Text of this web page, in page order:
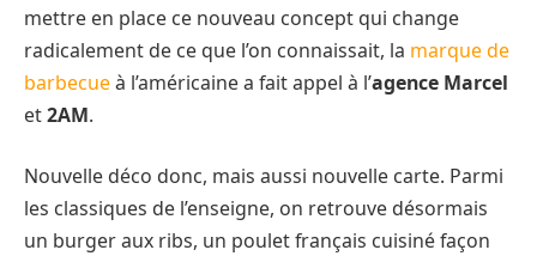
mettre en place ce nouveau concept qui change
radicalement de ce que l’on connaissait, la marque de
barbecueà l’américaine a fait appel à l’agence Marcel
et2AM.
Nouvelle déco donc, mais aussi nouvelle carte. Parmi
les classiques de l’enseigne, on retrouve désormais
un burger aux ribs, un poulet français cuisiné façon